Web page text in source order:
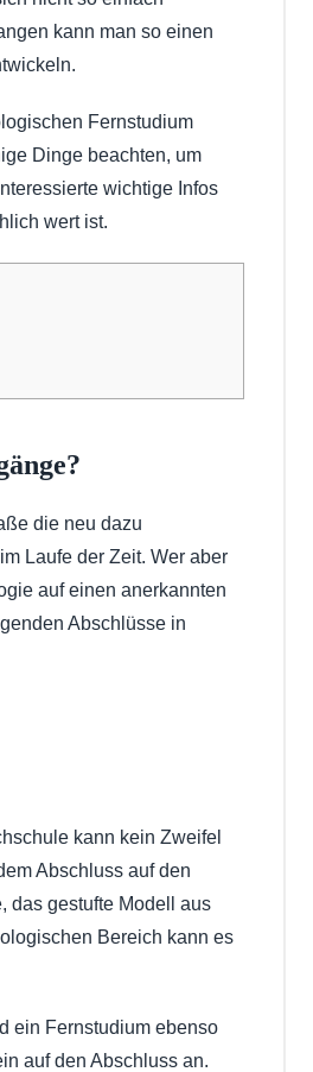
kann man so einen
Fernstudium
Dinge beachten, um
wichtige Infos
wert ist.
die neu dazu
Laufe der Zeit. Wer aber
auf einen anerkannten
Abschlüsse in
kann kein Zweifel
Abschluss auf den
das gestufte Modell aus
Bereich kann es
ein Fernstudium ebenso
auf den Abschluss an.